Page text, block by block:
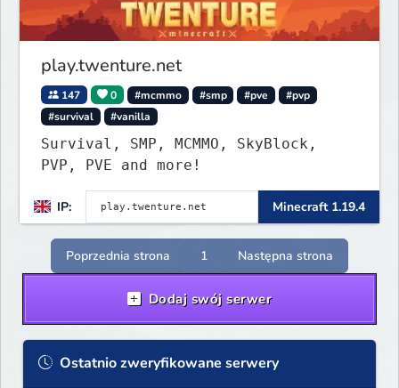
play.twenture.net
147 0 #mcmmo #smp #pve
#pvp
#survival
#vanilla
Survival, SMP, MCMMO, SkyBlock,
PVP, PVE and more!
IP: Minecraft 1.19.4
Poprzednia strona 1 Następna strona
Dodaj swój serwer
Ostatnio zweryfikowane serwery